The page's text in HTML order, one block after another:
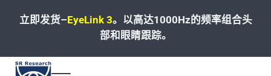
立即发货– EyeLink 3。 以高达1000Hz的频率组合头
部和眼睛跟踪。